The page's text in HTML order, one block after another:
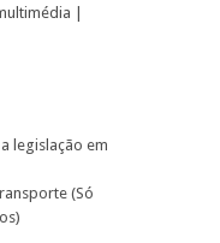
|
legislação em
(Só